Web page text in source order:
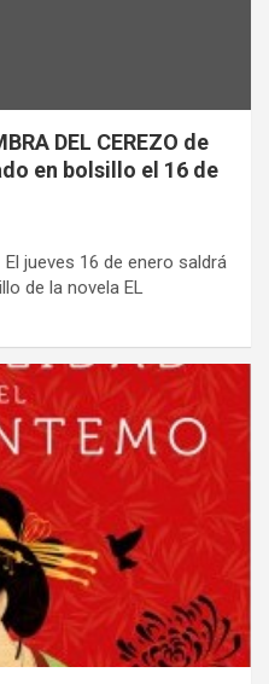
DEL CEREZO de
en bolsillo el 16 de
jueves 16 de enero saldrá
de la novela EL